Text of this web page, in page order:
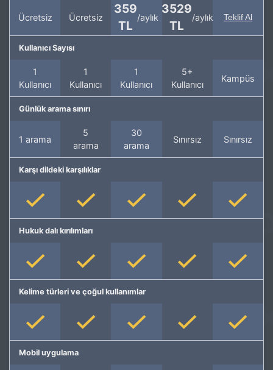
Ücretsiz Ücretsiz
359
TL
/aylık
3529
TL
/aylık Teklif Al
Kullanıcı Sayısı
1
Kullanıcı
1
Kullanıcı
1
Kullanıcı
5+
Kullanıcı
Kampüs
Günlük arama sınırı
1 arama
5
arama
30
arama
Sınırsız Sınırsız
Karşı dildeki karşılıklar
Hukuk dalı kırılımları
Kelime türleri ve çoğul kullanımlar
Mobil uygulama